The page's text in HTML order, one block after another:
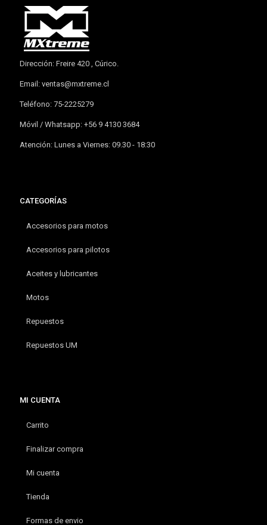
Dirección: Freire 420 , Cúrico.
Email: ventas@mxtreme.cl
Teléfono: 75-2225279
Móvil / Whatsapp: +56 9 4130 3684
Atención: Lunes a Viernes: 09.30 - 18:30
CATEGORÍAS
Accesorios para motos
Accesorios para pilotos
Aceites y lubricantes
Motos
Repuestos
Repuestos UM
MI CUENTA
Carrito
Finalizar compra
Mi cuenta
Tienda
Formas de envio